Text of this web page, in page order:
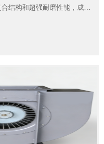
结构和超强耐磨性能，成为
炭的冲击和摩擦，延长落煤